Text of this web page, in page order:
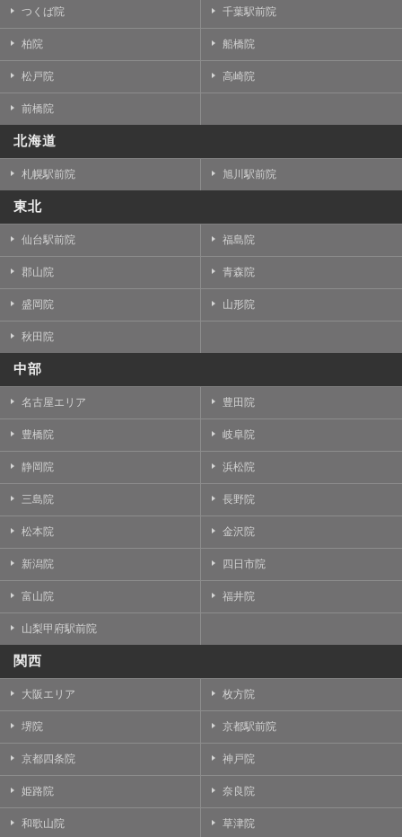
つくば院 千葉駅前院
柏院 船橋院
松戸院 高崎院
前橋院
北海道
札幌駅前院 旭川駅前院
東北
仙台駅前院 福島院
郡山院 青森院
盛岡院 山形院
秋田院
中部
名古屋エリア 豊田院
豊橋院 岐阜院
静岡院 浜松院
三島院 長野院
松本院 金沢院
新潟院 四日市院
富山院 福井院
山梨甲府駅前院
関西
大阪エリア 枚方院
堺院 京都駅前院
京都四条院 神戸院
姫路院 奈良院
和歌山院 草津院